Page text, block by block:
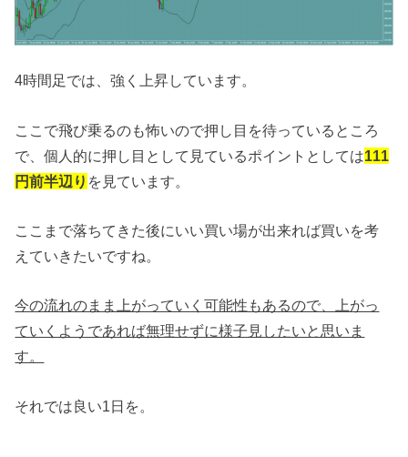
4時間足では、強く上昇しています。
ここで飛び乗るのも怖いので押し目を待っているところ
で、個人的に押し目として見ているポイントとしては111
円前半辺り を見ています。
ここまで落ちてきた後にいい買い場が出来れば買いを考
えていきたいですね。
今の流れのまま上がっていく可能性もあるので、上がっ
ていくようであれば無理せずに様子見したいと思いま
す。
それでは良い1日を。